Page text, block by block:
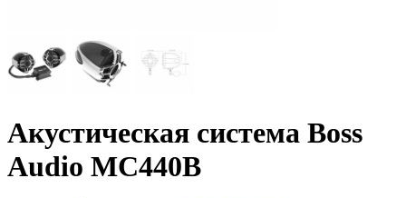
Акустическая система Boss
Audio MC440B